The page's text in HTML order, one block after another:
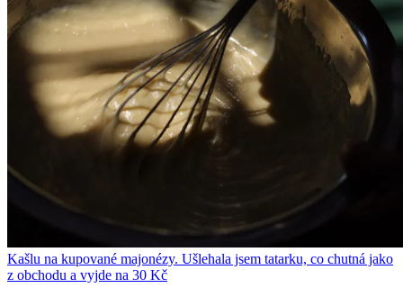
Kašlu na kupované majonézy. Ušlehala jsem tatarku, co chutná jako
z obchodu a vyjde na 30 Kč